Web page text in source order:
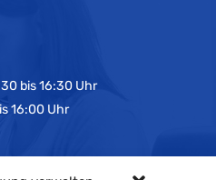
bis 16:30 Uhr
16:00 Uhr